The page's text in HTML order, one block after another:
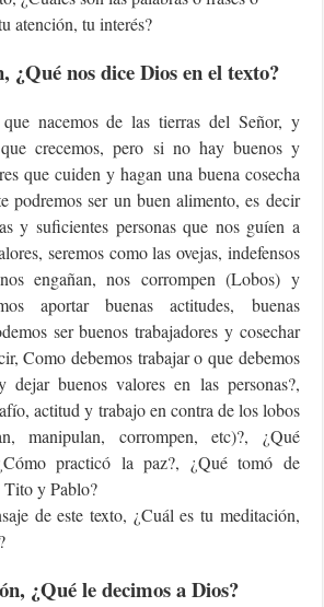
atención, tu interés?
¿Qué nos dice Dios en el texto?
nacemos de las tierras del Señor, y
crecemos, pero si no hay buenos y
que cuiden y hagan una buena cosecha
podremos ser un buen alimento, es decir
y suficientes personas que nos guíen a
seremos como las ovejas, indefensos
engañan, nos corrompen (Lobos) y
aportar buenas actitudes, buenas
ser buenos trabajadores y cosechar
Como debemos trabajar o que debemos
dejar buenos valores en las personas?,
actitud y trabajo en contra de los lobos
manipulan, corrompen, etc)?, ¿Qué
practicó la paz?, ¿Qué tomó de
y Pablo?
de este texto, ¿Cuál es tu meditación,
¿Qué le decimos a Dios?